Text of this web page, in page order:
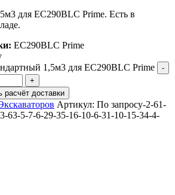
для EC290BLC Prime. Есть в
EC290BLC Prime
1,5м3 для EC290BLC Prime
расчёт доставки
Артикул: По запросу-2-61-
63-5-7-6-29-35-16-10-6-31-10-15-34-4-